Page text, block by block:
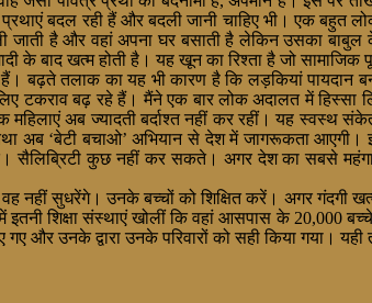
बदल रही हैं और बदली जानी चाहिए भी। एक बहुत
है और वहां अपना घर बसाती है लेकिन उसका बाबुल
के बाद खत्म होती है। यह खून का रिश्ता है जो सामाजिक
हैं। बढ़ते तलाक का यह भी कारण है कि लड़कियां
टकराव बढ़ रहे हैं। मैंने एक बार लोक अदालत में हिस्सा
अब ज्यादती बर्दाश्त नहीं कर रहीं। यह स्वस्थ
अब ‘बेटी बचाओ’ अभियान से देश में जागरूकता
सैलिब्रिटी कुछ नहीं कर सकते। अगर देश का सबसे
नहीं सुधरेंगे। उनके बच्चों को शिक्षित करें। अगर गंदगी
में इतनी शिक्षा संस्थाएं खोलीं कि वहां आसपास के
और उनके द्वारा उनके परिवारों को सही किया गया। यही